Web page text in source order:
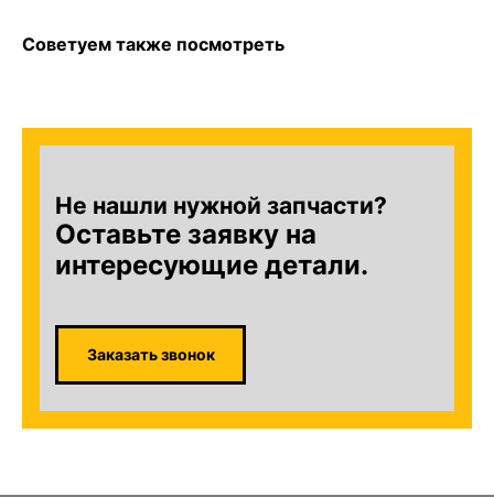
Советуем также посмотреть
Не нашли нужной запчасти?
Оставьте заявку на
интересующие детали.
Заказать звонок